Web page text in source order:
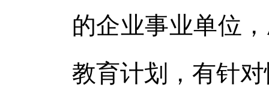
的企业事业单位
教育计划，有针